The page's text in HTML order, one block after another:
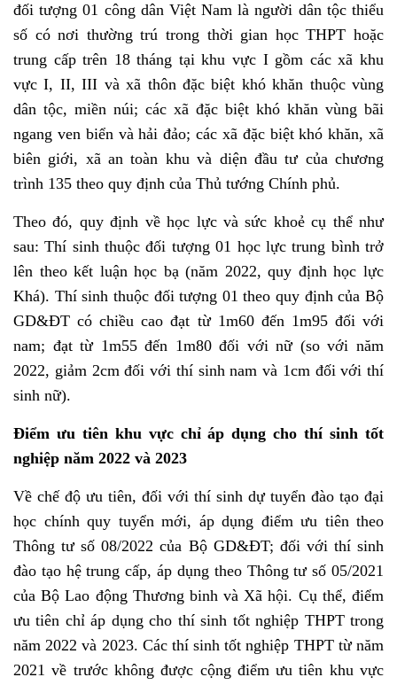
đối tượng 01 công dân Việt Nam là người dân tộc thiểu
số có nơi thường trú trong thời gian học THPT hoặc
trung cấp trên 18 tháng tại khu vực I gồm các xã khu
vực I, II, III và xã thôn đặc biệt khó khăn thuộc vùng
dân tộc, miền núi; các xã đặc biệt khó khăn vùng bãi
ngang ven biển và hải đảo; các xã đặc biệt khó khăn, xã
biên giới, xã an toàn khu và diện đầu tư của chương
trình 135 theo quy định của Thủ tướng Chính phủ.
Theo đó, quy định về học lực và sức khoẻ cụ thể như
sau: Thí sinh thuộc đối tượng 01 học lực trung bình trở
lên theo kết luận học bạ (năm 2022, quy định học lực
Khá). Thí sinh thuộc đối tượng 01 theo quy định của Bộ
GD&ĐT có chiều cao đạt từ 1m60 đến 1m95 đối với
nam; đạt từ 1m55 đến 1m80 đối với nữ (so với năm
2022, giảm 2cm đối với thí sinh nam và 1cm đối với thí
sinh nữ).
Điểm ưu tiên khu vực chỉ áp dụng cho thí sinh tốt
nghiệp năm 2022 và 2023
Về chế độ ưu tiên, đối với thí sinh dự tuyển đào tạo đại
học chính quy tuyển mới, áp dụng điểm ưu tiên theo
Thông tư số 08/2022 của Bộ GD&ĐT; đối với thí sinh
đào tạo hệ trung cấp, áp dụng theo Thông tư số 05/2021
của Bộ Lao động Thương binh và Xã hội. Cụ thể, điểm
ưu tiên chỉ áp dụng cho thí sinh tốt nghiệp THPT trong
năm 2022 và 2023. Các thí sinh tốt nghiệp THPT từ năm
2021 về trước không được cộng điểm ưu tiên khu vực